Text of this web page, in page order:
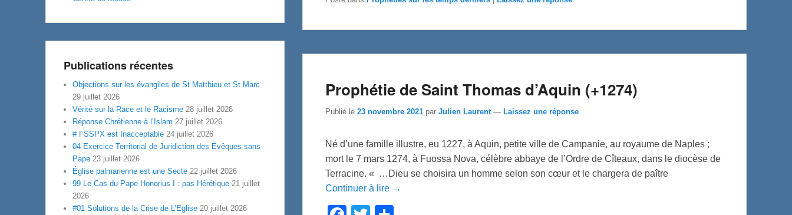
b
a
Prophétie de Saint Thomas d’Aquin (+1274)
Publié le 23 novembre 2021 par Julien Laurent — Laissez une réponse
Né d’une famille illustre, eu 1227, à Aquin, petite ville de Campanie, au royaume de Naples ;
mort le 7 mars 1274, à Fuossa Nova, célèbre abbaye de l’Ordre de Cîteaux, dans le diocèse de
Terracine. « …Dieu se choisira un homme selon son cœur et le chargera de paître
Continuer à lire →
F
T
Publications récentes
Objections sur les évangiles de St Matthieu et St Marc
29 juillet 2026
Vérité sur la Race et le Racisme 28 juillet 2026
Réponse Chrétienne à l’Islam 27 juillet 2026
# FSSPX est Inacceptable 24 juillet 2026
04 Exercice Territorial de Juridiction des Evêques sans
Pape 23 juillet 2026
Église palmarienne est une Secte 22 juillet 2026
99 Le Cas du Pape Honorius I : pas Hérétique 21 juillet
2026
#01 Solutions de la Crise de L’Eglise 20 juillet 2026